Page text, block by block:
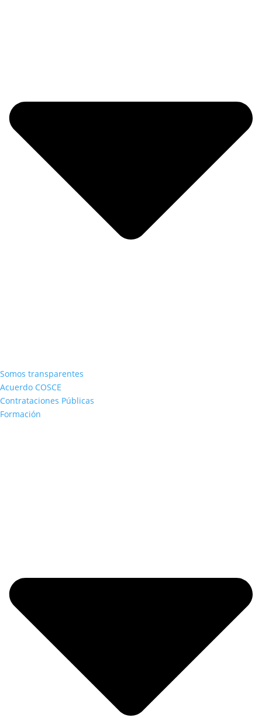
Somos transparentes
Acuerdo COSCE
Contrataciones Públicas
Formación